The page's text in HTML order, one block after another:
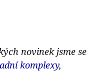
novinek jsme se
komplexy,